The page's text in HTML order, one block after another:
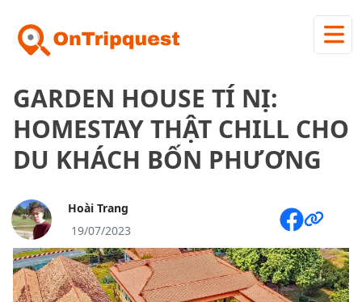
GARDEN HOUSE TÍ NỊ:
HOMESTAY THẬT CHILL CHO
DU KHÁCH BỐN PHƯƠNG
Hoài Trang
19/07/2023